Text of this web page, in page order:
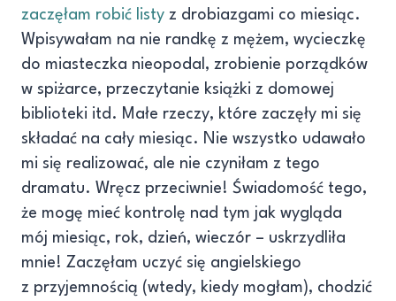
zaczęłam robić listy z drobiazgami co miesiąc.
Wpisywałam na nie randkę z mężem, wycieczkę
do miasteczka nieopodal, zrobienie porządków
w spiżarce, przeczytanie książki z domowej
biblioteki itd. Małe rzeczy, które zaczęły mi się
składać na cały miesiąc. Nie wszystko udawało
mi się realizować, ale nie czyniłam z tego
dramatu. Wręcz przeciwnie! Świadomość tego,
że mogę mieć kontrolę nad tym jak wygląda
mój miesiąc, rok, dzień, wieczór – uskrzydliła
mnie! Zaczęłam uczyć się angielskiego
z przyjemnością (wtedy, kiedy mogłam), chodzić